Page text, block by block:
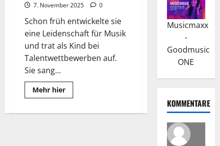
7. November 2025 0
Schon früh entwickelte sie
eine Leidenschaft für Musik
und trat als Kind bei
Talentwettbewerben auf.
Sie sang...
Mehr hierRead
more
Ott:
Musicmaxx
-
Goodmusic
ONE
KOMMENTARE